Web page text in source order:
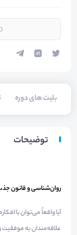
بلیت های دوره
توضیحات
روان‌شناسی و قانون
آیا واقعاً می‌توان با
علاقه‌مندان به